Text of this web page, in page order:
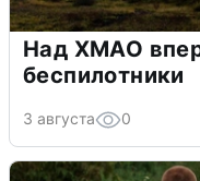
Над ХМАО
беспилотники
3 августа 0